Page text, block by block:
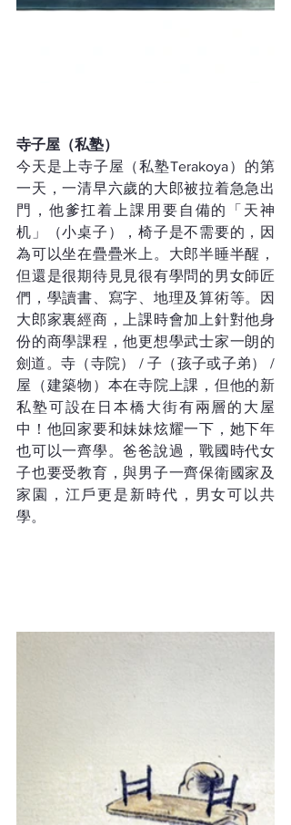
寺子屋（私塾）
今天是上寺子屋（私塾Terakoya）的第
一天，一清早六歲的大郎被拉着急急出
門，他爹扛着上課用要自備的「天神
机」（小桌子），椅子是不需要的，因
為可以坐在疊疊米上。大郎半睡半醒，
但還是很期待見見很有學問的男女師匠
們，學讀書、寫字、地理及算術等。因
大郎家裏經商，上課時會加上針對他身
份的商學課程，他更想學武士家一朗的
劍道。寺（寺院） / 子（孩子或子弟） /
屋（建築物）本在寺院上課，但他的新
私塾可設在日本橋大街有兩層的大屋
中！他回家要和妹妹炫耀一下，她下年
也可以一齊學。爸爸說過，戰國時代女
子也要受教育，與男子一齊保衛國家及
家園，江戶更是新時代，男女可以共
學。